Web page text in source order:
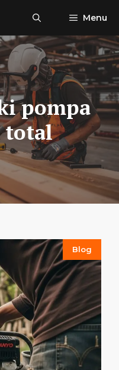
Menu
pompa
total
Blog